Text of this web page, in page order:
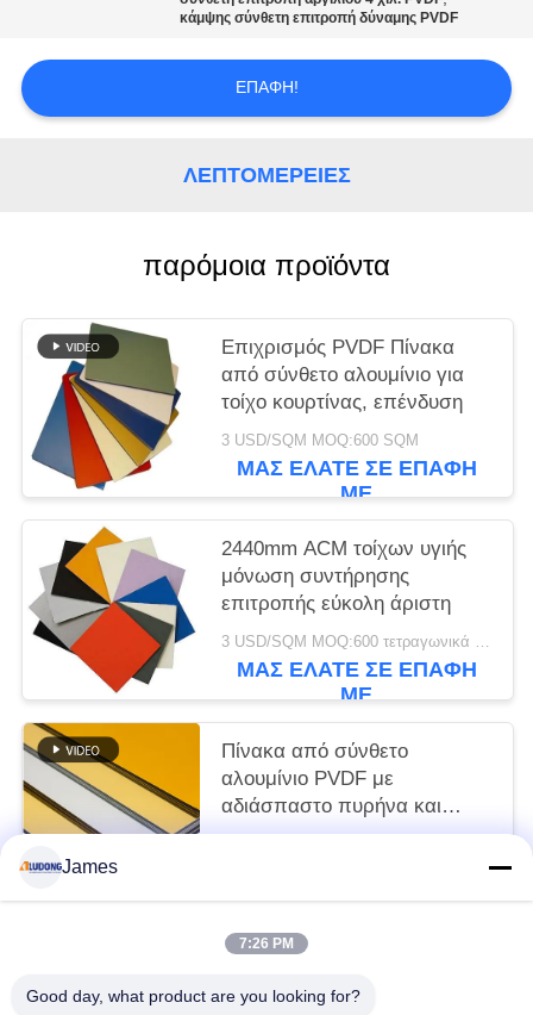
ΠΟΛΙΤΙΚΉ
κάμψης σύνθετη επιτροπή δύναμης PVDF
ΕΠΑΦΉ!
ΛΕΠΤΟΜΈΡΕΙΕΣ
παρόμοια προϊόντα
Επιχρισμός PVDF Πίνακα
από σύνθετο αλουμίνιο για
τοίχο κουρτίνας, επένδυση
3 USD/SQM MOQ:600 SQM
ΜΑΣ ΕΛΆΤΕ ΣΕ ΕΠΑΦΉ
ΜΕ
2440mm ACM τοίχων υγιής
μόνωση συντήρησης
επιτροπής εύκολη άριστη
3 USD/SQM MOQ:600 τετραγωνικά μέτρα
ΜΑΣ ΕΛΆΤΕ ΣΕ ΕΠΑΦΉ
ΜΕ
Πίνακα από σύνθετο
αλουμίνιο PVDF με
αδιάσπαστο πυρήνα και
γυαλιστερή επιφάνεια
ΜΕ
James
7:26 PM
Good day, what product are you looking for?